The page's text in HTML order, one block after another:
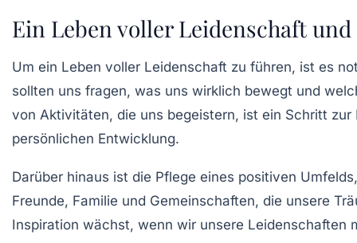
Ein Leben voller Leidenschaft
Um ein Leben voller Leidenschaft zu führen, ist es
sollten uns fragen, was uns wirklich bewegt und
von Aktivitäten, die uns begeistern, ist ein Schritt
persönlichen Entwicklung.
Darüber hinaus ist die Pflege eines positiven
Freunde, Familie und Gemeinschaften, die unsere
Inspiration wächst, wenn wir unsere Leidenschaften